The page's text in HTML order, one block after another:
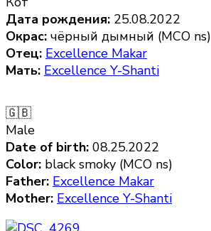
Дата рождения: 25.08.2022
Окрас: чёрный дымный (MCO ns)
Отец: Excellence Makar
Мать: Excellence Y-Shanti
🇬🇧
Male
Date of birth: 08.25.2022
Color: black smoky (MCO ns)
Father: Excellence Makar
Mother: Excellence Y-Shanti